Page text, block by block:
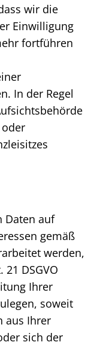
wir die
Einwilligung
fortführen
In der Regel
Daten auf
gemäß
werden,
DSGVO
Ihrer
soweit
aus Ihrer
sich der